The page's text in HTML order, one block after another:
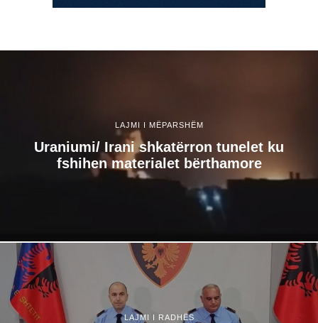
LAJMI I MËPARSHËM
Uraniumi/ Irani shkatërron tunelet ku
fshihen materialet bërthamore
LAJMI I RADHËS